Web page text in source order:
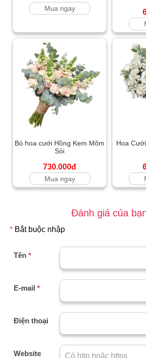
Mua ngay
Bó hoa cưới Hồng Kem Mõm
Sói
730.000đ
Mua ngay
Hoa
Đánh giá của
* Bắt buộc nhập
Tên *
E-mail *
Điện thoại
Website